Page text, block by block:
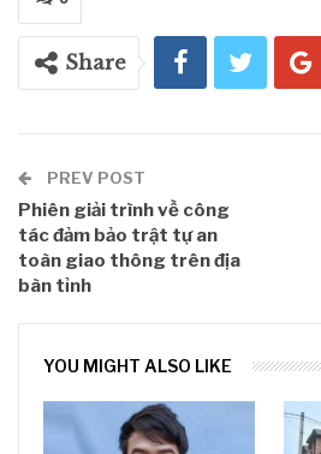
Share
PREV POST
Phiên giải trình về công
tác đảm bảo trật tự an
toàn giao thông trên địa
bàn tỉnh
YOU MIGHT ALSO LIKE